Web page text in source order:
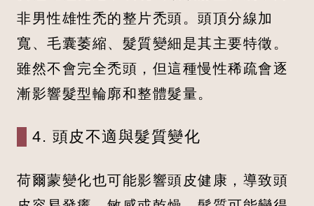
非男性雄性禿的整片禿頭。頭頂分線加
寬、毛囊萎縮、髮質變細是其主要特徵。
雖然不會完全禿頭，但這種慢性稀疏會逐
漸影響髮型輪廓和整體髮量。
4. 頭皮不適與髮質變化
荷爾蒙變化也可能影響頭皮健康，導致頭